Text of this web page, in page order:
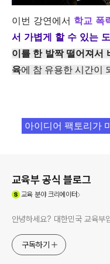
이번 강연에서 학교 폭
서 가볍게 할 수 있는
이를 한 발짝 떨어져서
육에 참 유용한 시간이
아이디어 팩토리가
교육부 공식 블로그
교육분야 크리에이터
안녕하세요? 대한민국 교육부
구독하기